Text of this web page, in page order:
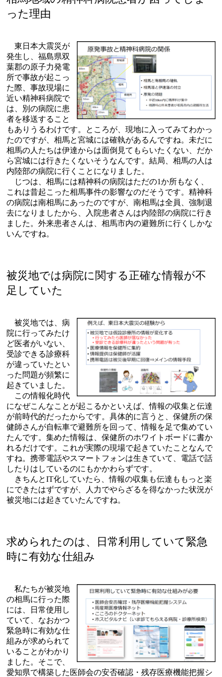
った理由
東日本大震災が
発生し、福島県双
葉郡の原子力発電
所で事故が起こっ
た際、事故現場に
近い精神科病院で
は、別の病院に患
者を移送すること
もありうるわけです。ところが、現地に入ってみてわかっ
たのですが、相馬と宮城には確執があるんですね。未だに
相馬の人たちは伊達からは面倒見てもらいたくない、だか
ら宮城には行きたくないそうなんです。結局、相馬の人は
内陸部の病院に行くことになりました。
じつは、相馬には精神科の病院はただの1か所もなく、
これは昔起こった相馬事件の影響なのだそうです。精神科
の病院は南相馬にあったのですが、南相馬は全員、強制退
去になりましたから、入院患者さんは内陸部の病院に行き
ました。外来患者さんは、相馬市内の避難所に行くしかな
いんですね。
被災地では病院に関する正確な情報が不
足していた
被災地では、病
院に行ってみたけ
ど医者がいない、
受診できる診療科
が違っていたとい
った問題が頻繁に
起きていました。
この情報化時代
になぜこんなことが起こるかといえば、情報の収集と伝達
が前時代的だったからです。具体的に言うと、保健所の保
健師さんが自転車で避難所を回って、情報を足で集めてい
たんです。集めた情報は、保健所のホワイトボードに書か
れるだけです。これが実際の現場で起きていたことなんで
すね。携帯電話やスマートフォンは生きていて、電話で話
したりはしているのにもかかわらずです。
きちんとIT化していたら、情報の収集も伝達ももっと楽
にできたはずですが、人力でやらざるを得なかった状況が
被災地には起きていたんですね。
求められたのは、日常利用していて緊急
時に有効な仕組み
私たちが被災地
の相馬に行った際
には、日常使用し
ていて、なおかつ
緊急時に有効な仕
組みが求められて
いることがわかり
ました。そこで、
愛知県で構築した医師会の安否確認・残存医療機能把握シ